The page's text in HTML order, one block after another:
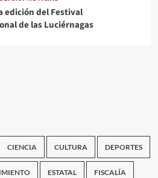
edición del Festival
de las Luciérnagas
CIENCIA CULTURA DEPORTES
ESTATAL FISCALÍA